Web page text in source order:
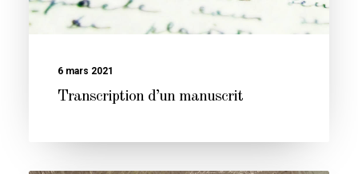
6 mars 2021
Transcription d’un manuscrit